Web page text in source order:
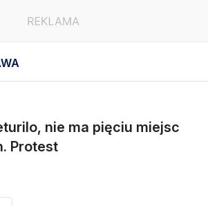
nie ma pięciu miejsc
Protest